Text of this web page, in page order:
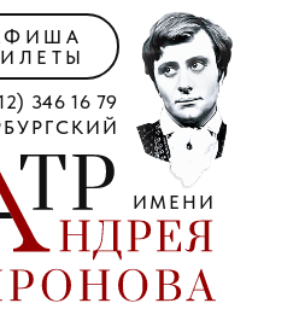
ИМЕНИ
346 16 79